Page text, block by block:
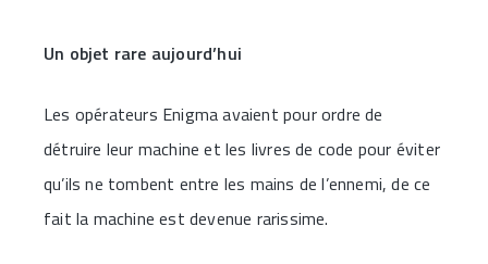
Un objet rare aujourd’hui
Les opérateurs Enigma avaient pour ordre de
détruire leur machine et les livres de code pour éviter
qu’ils ne tombent entre les mains de l’ennemi, de ce
fait la machine est devenue rarissime.